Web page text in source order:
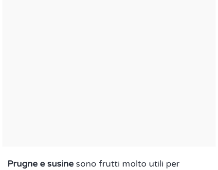
Prugne e susinesono frutti molto utili per